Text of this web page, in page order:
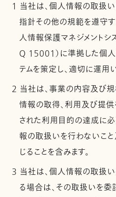
1 当社は、個人情報の取扱
指針その他の規範を遵守す
人情報保護マネジメントシ
Q 15001）に準拠した個
テムを策定し、適切に運用
2 当社は、事業の内容及び
情報の取得、利用及び提供
された利用目的の達成に
報の取扱いを行わないこ
じることを含みます。
3 当社は、個人情報の取扱
る場合は、その取扱いを